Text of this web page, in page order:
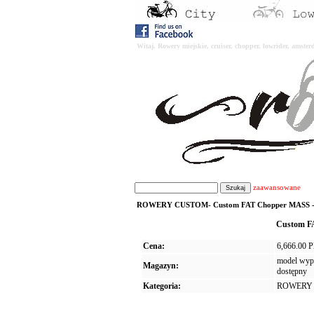
Witaj. Rowery miejskie, cruiser, chopper, lowrider,
zaawansowane
ROWERY CUSTOM- Custom FAT Chopper MASS
Custom
Cena:
6,666.00
Magazyn:
model
dostępny
Kategoria: